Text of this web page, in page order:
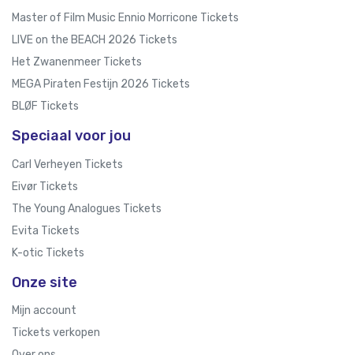
Master of Film Music Ennio Morricone Tickets
LIVE on the BEACH 2026 Tickets
Het Zwanenmeer Tickets
MEGA Piraten Festijn 2026 Tickets
BLØF Tickets
Speciaal voor jou
Carl Verheyen Tickets
Eivør Tickets
The Young Analogues Tickets
Evita Tickets
K-otic Tickets
Onze site
Mijn account
Tickets verkopen